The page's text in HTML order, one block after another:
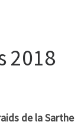
2018
de la